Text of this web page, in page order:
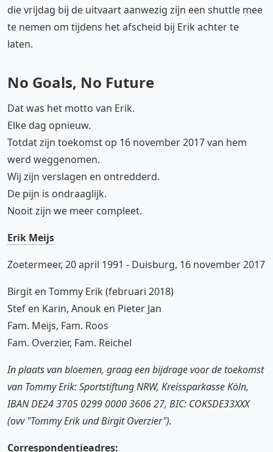
die vrijdag bij de uitvaart aanwezig zijn een shuttle mee
te nemen om tijdens het afscheid bij Erik achter te
laten.
No Goals, No Future
Dat was het motto van Erik.
Elke dag opnieuw.
Totdat zijn toekomst op 16 november 2017 van hem
werd weggenomen.
Wij zijn verslagen en ontredderd.
De pijn is ondraaglijk.
Nooit zijn we meer compleet.
Erik Meijs
Zoetermeer, 20 april 1991 - Duisburg, 16 november 2017
Birgit en Tommy Erik (februari 2018)
Stef en Karin, Anouk en Pieter Jan
Fam. Meijs, Fam. Roos
Fam. Overzier, Fam. Reichel
In plaats van bloemen, graag een bijdrage voor de toekomst
van Tommy Erik: Sportstiftung NRW, Kreissparkasse Köln,
IBAN DE24 3705 0299 0000 3606 27, BIC: COKSDE33XXX
(ovv "Tommy Erik und Birgit Overzier").
Correspondentieadres: